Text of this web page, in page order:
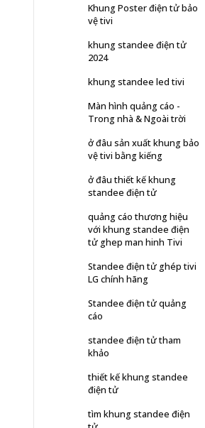
Khung Poster điện tử bảo
vệ tivi
khung standee điện tử
2024
khung standee led tivi
Màn hình quảng cáo -
Trong nhà & Ngoài trời
ở đâu sản xuất khung bảo
vệ tivi bằng kiếng
ở đâu thiết kế khung
standee điện tử
quảng cáo thương hiệu
với khung standee điện
tử ghep man hinh Tivi
Standee điện tử ghép tivi
LG chính hãng
Standee điện tử quảng
cáo
standee điện tử tham
khảo
thiết kế khung standee
điện tử
tìm khung standee điện